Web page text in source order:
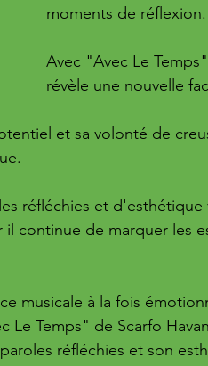
moments de réflexion.
Avec "Avec Le
révèle une nouvelle
et sa volonté de
réfléchies et d'esthétique
continue de marquer les
musicale à la fois
Temps" de Scarfo
réfléchies et son